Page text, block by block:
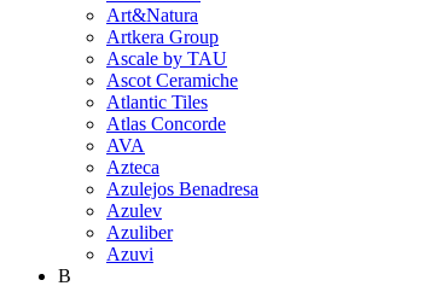
Art&Natura
Artkera Group
Ascale by TAU
Ascot Ceramiche
Atlantic Tiles
Atlas Concorde
AVA
Azteca
Azulejos Benadresa
Azulev
Azuliber
Azuvi
B